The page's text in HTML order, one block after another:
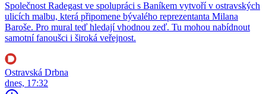
Společnost Radegast ve spolupráci s Baníkem vytvoří v ostravských
ulicích malbu, která připomene bývalého reprezentanta Milana
Baroše. Pro mural teď hledají vhodnou zeď. Tu mohou nabídnout
samotní fanoušci i široká veřejnost.
Ostravská Drbna
dnes, 17:32